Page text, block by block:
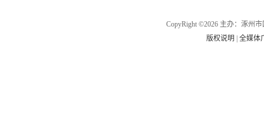
CopyRight ©2026 主办：涿州
版权说明
|全媒体